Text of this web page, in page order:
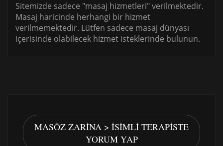
Sitemizde sadece "masaj hizmetleri" verilmektedir.
Masaj haricinde herhangi bir hizmet
verilmemektedir. Lütfen sadece masaj dünyası
içerisinde olabilecek hizmet isteklerinde bulunun.
MASÖZ ZARINA > İSIMLI TERAPISTE
YORUM YAP